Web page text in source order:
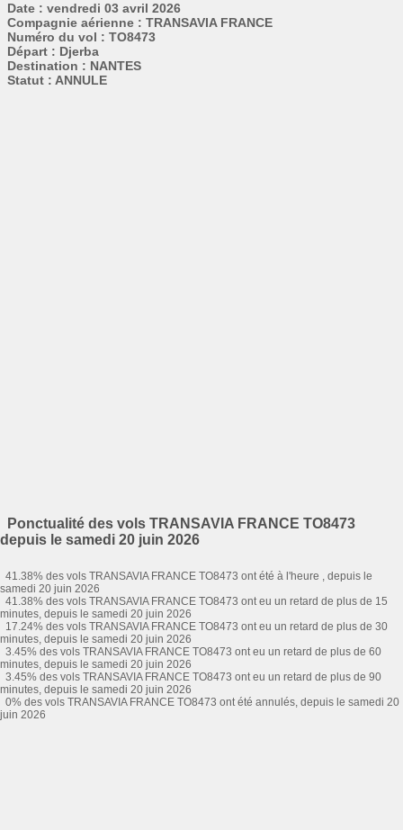
Date : vendredi 03 avril 2026
Compagnie aérienne : TRANSAVIA FRANCE
Numéro du vol : TO8473
Départ : Djerba
Destination : NANTES
Statut : ANNULE
Ponctualité des vols TRANSAVIA FRANCE TO8473
depuis le samedi 20 juin 2026
41.38% des vols TRANSAVIA FRANCE TO8473 ont été à l'heure , depuis le
samedi 20 juin 2026
41.38% des vols TRANSAVIA FRANCE TO8473 ont eu un retard de plus de 15
minutes, depuis le samedi 20 juin 2026
17.24% des vols TRANSAVIA FRANCE TO8473 ont eu un retard de plus de 30
minutes, depuis le samedi 20 juin 2026
3.45% des vols TRANSAVIA FRANCE TO8473 ont eu un retard de plus de 60
minutes, depuis le samedi 20 juin 2026
3.45% des vols TRANSAVIA FRANCE TO8473 ont eu un retard de plus de 90
minutes, depuis le samedi 20 juin 2026
0% des vols TRANSAVIA FRANCE TO8473 ont été annulés, depuis le samedi 20
juin 2026